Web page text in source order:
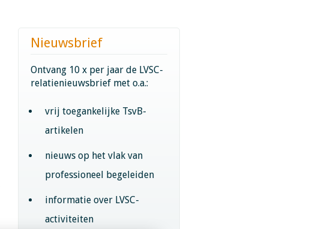
Nieuwsbrief
Ontvang 10 x per jaar de LVSC-
relatienieuwsbrief met o.a.:
vrij toegankelijke TsvB-
artikelen
nieuws op het vlak van
professioneel begeleiden
informatie over LVSC-
activiteiten